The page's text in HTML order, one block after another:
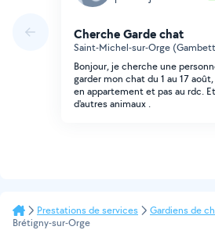
Cherche Garde chat
Saint-Michel-sur-Orge
Bonjour, je cherche une
garder mon chat du 1 au 17
en appartement et pas au rdc.
d'autres animaux .
Prestations de services Gardiens de
Brétigny-sur-Orge